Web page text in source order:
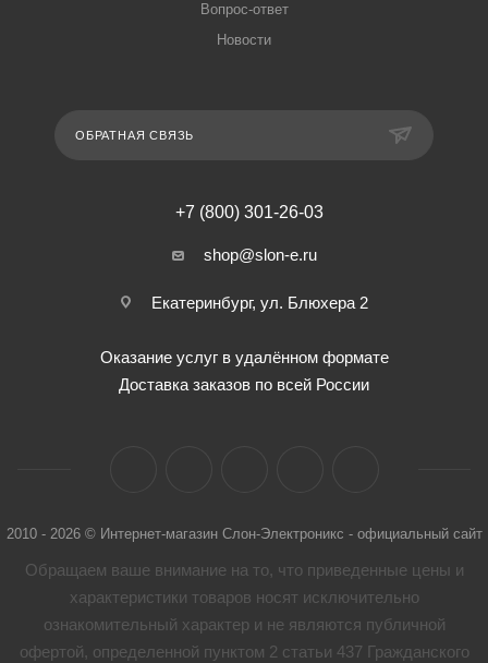
Вопрос-ответ
Новости
ОБРАТНАЯ СВЯЗЬ
+7 (800) 301-26-03
shop@slon-e.ru
Екатеринбург, ул. Блюхера 2
Оказание услуг в удалённом формате
Доставка заказов по всей России
2010 - 2026 © Интернет-магазин Слон-Электроникс - официальный сайт
Обращаем ваше внимание на то, что приведенные цены и
характеристики товaров носят исключительно
ознакомительный характер и не являются публичной
офертой, определенной пунктом 2 статьи 437 Гражданского